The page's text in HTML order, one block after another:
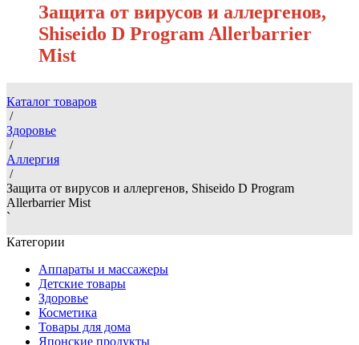
Защита от вирусов и аллергенов,
Shiseido D Program Allerbarrier
Mist
Каталог товаров
/
Здоровье
/
Аллергия
/
Защита от вирусов и аллергенов, Shiseido D Program
Allerbarrier Mist
`
Категории
Аппараты и массажеры
Детские товары
Здоровье
Косметика
Товары для дома
Японские продукты